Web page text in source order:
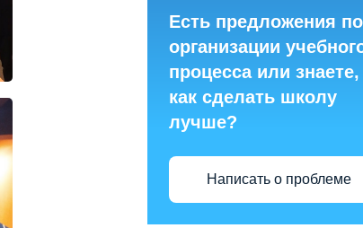
Есть предложения по
организации
процесса или знаете,
как сделать школу
лучше?
Написать о проблеме